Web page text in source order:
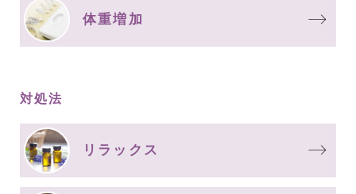
体重増加
対処法
リラックス